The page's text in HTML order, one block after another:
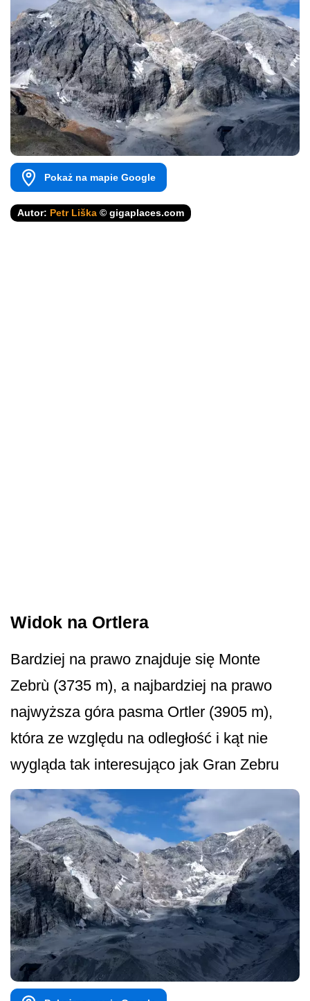
Pokaż na mapie Google
Autor: Petr Liška © gigaplaces.com
Widok na Ortlera
Bardziej na prawo znajduje się Monte
Zebrù (3735 m), a najbardziej na prawo
najwyższa góra pasma Ortler (3905 m),
która ze względu na odległość i kąt nie
wygląda tak interesująco jak Gran Zebru